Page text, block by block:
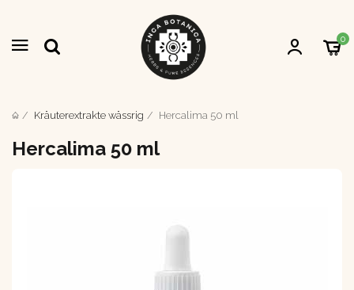
0
Kräuterextrakte wässrig Hercalima 50 ml
Hercalima 50 ml